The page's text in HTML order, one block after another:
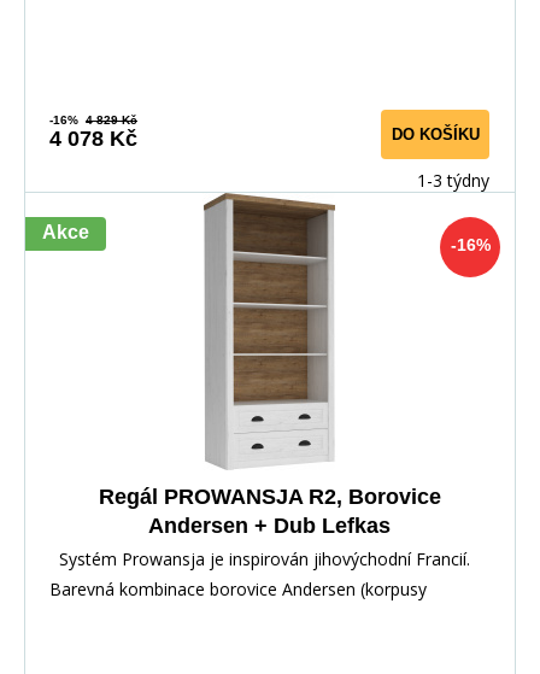
-16% 4 829 Kč
4 078 Kč DO KOŠÍKU
1-3 týdny
-16%
Akce
Regál PROWANSJA R2, Borovice
Andersen + Dub Lefkas
Systém Prowansja je inspirován jihovýchodní Francií.
Barevná kombinace borovice Andersen (korpusy